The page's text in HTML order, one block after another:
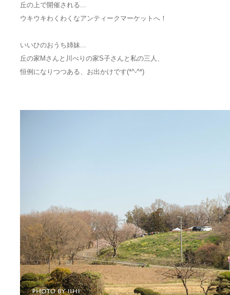
丘の上で開催される...
ウキウキわくわくなアンティークマーケットへ！
いいひのおうち姉妹...
丘の家Mさんと川べりの家S子さんと私の三人、
恒例になりつつある、お出かけです(*^-^*)